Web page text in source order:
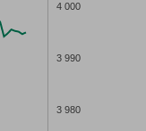
3 980
3 990
4 000